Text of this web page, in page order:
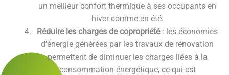
un meilleur confort thermique à ses occupants en
hiver comme en été.
Réduire les charges de copropriété: les économies
d’énergie générées par les travaux de rénovation
permettent de diminuer les charges liées à la
consommation énergétique, ce qui est